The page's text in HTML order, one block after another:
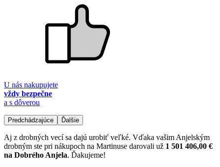
U nás nakupujete
vždy bezpečne
a s dôverou
Predchádzajúce Ďalšie
Aj z drobných vecí sa dajú urobiť veľké. Vďaka vašim Anjelským
drobným ste pri nákupoch na Martinuse darovali už 1 501 406,00 €
na Dobrého Anjela. Ďakujeme!